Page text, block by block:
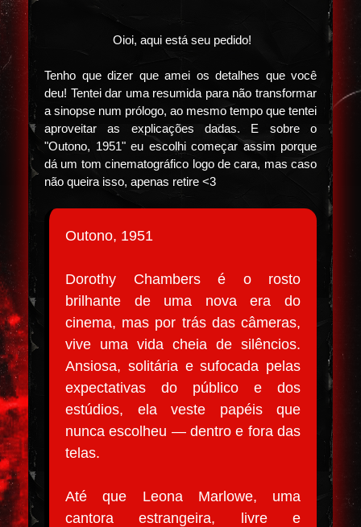
Oioi, aqui está seu pedido!
Tenho que dizer que amei os detalhes que você
deu! Tentei dar uma resumida para não transformar
a sinopse num prólogo, ao mesmo tempo que tentei
aproveitar as explicações dadas. E sobre o
"Outono, 1951" eu escolhi começar assim porque
dá um tom cinematográfico logo de cara, mas caso
não queira isso, apenas retire <3
Outono, 1951
Dorothy Chambers é o rosto
brilhante de uma nova era do
cinema, mas por trás das câmeras,
vive uma vida cheia de silêncios.
Ansiosa, solitária e sufocada pelas
expectativas do público e dos
estúdios, ela veste papéis que
nunca escolheu — dentro e fora das
telas.
Até que Leona Marlowe, uma
cantora estrangeira, livre e